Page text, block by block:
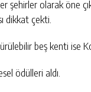
şehirler olarak öne
dikkat çekti.
beş kenti ise
ödülleri aldı.